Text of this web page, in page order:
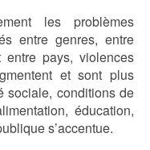
les problèmes
entre genres, entre
pays, violences
et sont plus
sociale, conditions de
éducation,
s’accentue.